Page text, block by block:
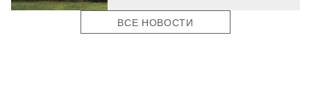
ВСЕ НОВОСТИ